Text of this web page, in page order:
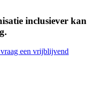
inclusiever kan
een vrijblijvend